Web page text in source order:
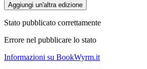
Aggiungi un'altra edizione
Stato pubblicato correttamente
Errore nel pubblicare lo stato
Informazioni su BookWyrm.it